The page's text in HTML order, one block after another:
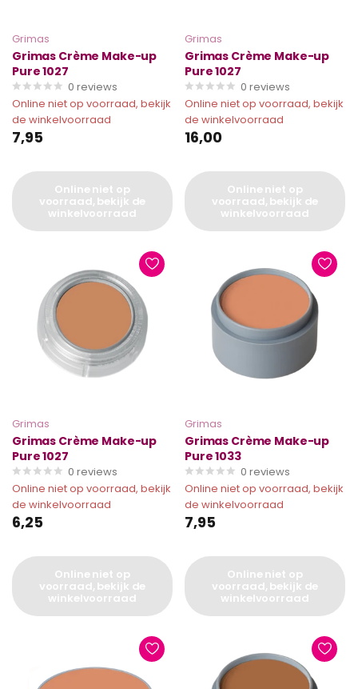
Grimas
Grimas Crème Make-up
Pure 1027
0 reviews
Online niet op voorraad, bekijk
de winkelvoorraad
7,95
Online niet op
voorraad, bekijk de
winkelvoorraad
Grimas
Grimas Crème Make-up
Pure 1027
0 reviews
Online niet op voorraad, bekijk
de winkelvoorraad
16,00
Online niet op
voorraad, bekijk de
winkelvoorraad
Grimas
Grimas Crème Make-up
Pure 1027
0 reviews
Online niet op voorraad, bekijk
de winkelvoorraad
6,25
Online niet op
voorraad, bekijk de
winkelvoorraad
Grimas
Grimas Crème Make-up
Pure 1033
0 reviews
Online niet op voorraad, bekijk
de winkelvoorraad
7,95
Online niet op
voorraad, bekijk de
winkelvoorraad